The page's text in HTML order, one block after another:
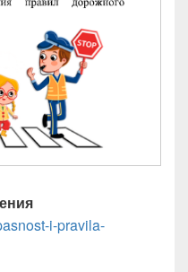
i-pravila-